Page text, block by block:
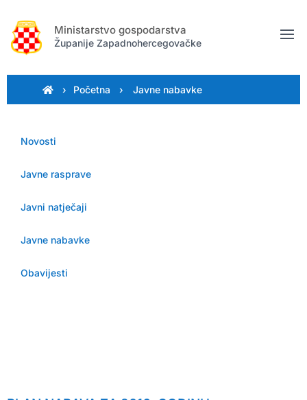
Ministarstvo gospodarstva
Županije Zapadnohercegovačke
› Početna › Javne nabavke
Novosti
Javne rasprave
Javni natječaji
Javne nabavke
Obavijesti